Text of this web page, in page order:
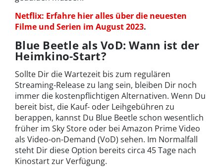
Netflix: Erfahre hier alles über die neuesten
Filme und Serien im August 2023.
Blue Beetle als VoD: Wann ist der
Heimkino-Start?
Sollte Dir die Wartezeit bis zum regulären
Streaming-Release zu lang sein, bleiben Dir noch
immer die kostenpflichtigen Alternativen. Wenn Du
bereit bist, die Kauf- oder Leihgebühren zu
berappen, kannst Du Blue Beetle schon wesentlich
früher im Sky Store oder bei Amazon Prime Video
als Video-on-Demand (VoD) sehen. Im Normalfall
steht Dir diese Option bereits circa 45 Tage nach
Kinostart zur Verfügung.